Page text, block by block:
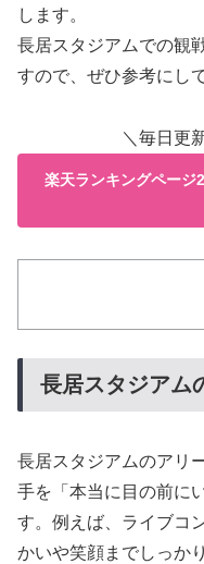
します。
長居スタジアムでの観
すので、ぜひ参考にし
＼毎日更
楽天ランキングページ
長居スタジアム
長居スタジアムのアリ
手を「本当に目の前に
す。例えば、ライブコ
かいや笑顔までしっか